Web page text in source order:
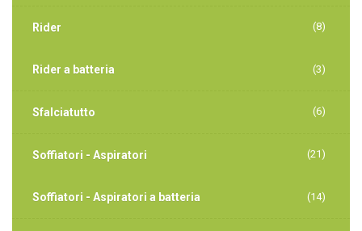
Rider (8)
Rider a batteria (3)
Sfalciatutto (6)
Soffiatori - Aspiratori (21)
Soffiatori - Aspiratori a batteria (14)